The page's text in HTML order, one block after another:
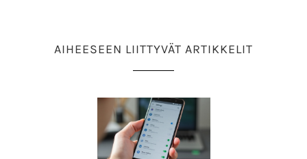
AIHEESEEN LIITTYVÄT ARTIKKELIT